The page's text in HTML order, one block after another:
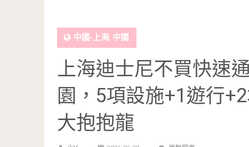
中國-上海, 中國
上海迪士尼不買快速
園，5項設施+1遊行
大抱抱龍